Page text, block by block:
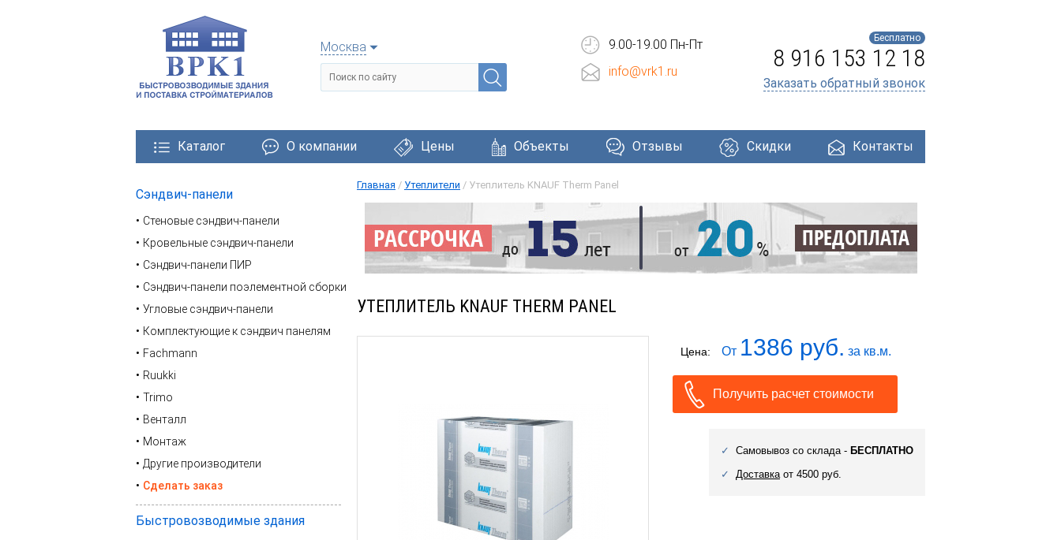
Черепица Фасадные системы Окна и двери Профнастил Утеплители
Москва
9.00-19.00 Пн-Пт
info@vrk1.ru
Бесплатно
8 916 153 12 18
Заказать обратный звонок
Каталог О компании Цены Объекты Отзывы Скидки Контакты
Сэндвич-панели
Стеновые сэндвич-панели
Кровельные сэндвич-панели
Сэндвич-панели ПИР
Сэндвич-панели поэлементной сборки
Угловые сэндвич-панели
Комплектующие к сэндвич панелям
Fachmann
Ruukki
Trimo
Венталл
Монтаж
Другие производители
Сделать заказ
Быстровозводимые здания
Главная / Утеплители / Утеплитель KNAUF Therm Panel
УТЕПЛИТЕЛЬ KNAUF THERM PANEL
Цена: От 1386 руб. за кв.м.
Получить расчет стоимости
Самовывоз со склада - БЕСПЛАТНО
Доставкаот 4500 руб.